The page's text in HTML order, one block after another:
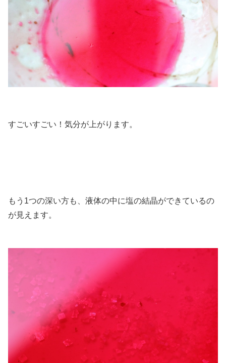
すごいすごい！気分が上がります。
もう1つの深い方も、液体の中に塩の結晶ができているの
が見えます。